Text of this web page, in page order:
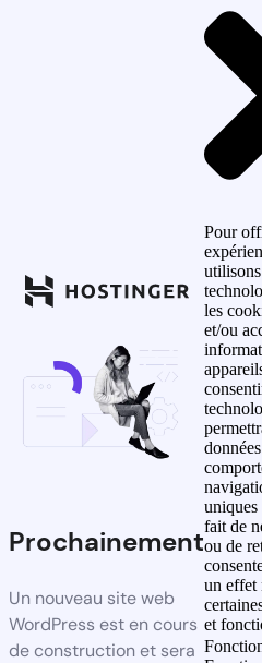
Prochainement
Un nouveau site web
WordPress est en cours
de construction et sera
Pour
les
et/ou
uniques
fait de
ou de
un effet
et